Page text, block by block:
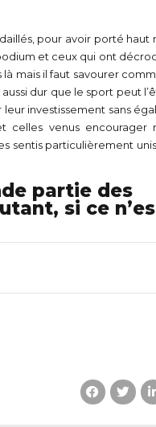
pour avoir porté haut
et ceux qui ont
mais il faut savourer
dur que le sport peut
investissement sans
celles venus encourager
sentis particulièrement
partie des
si ce